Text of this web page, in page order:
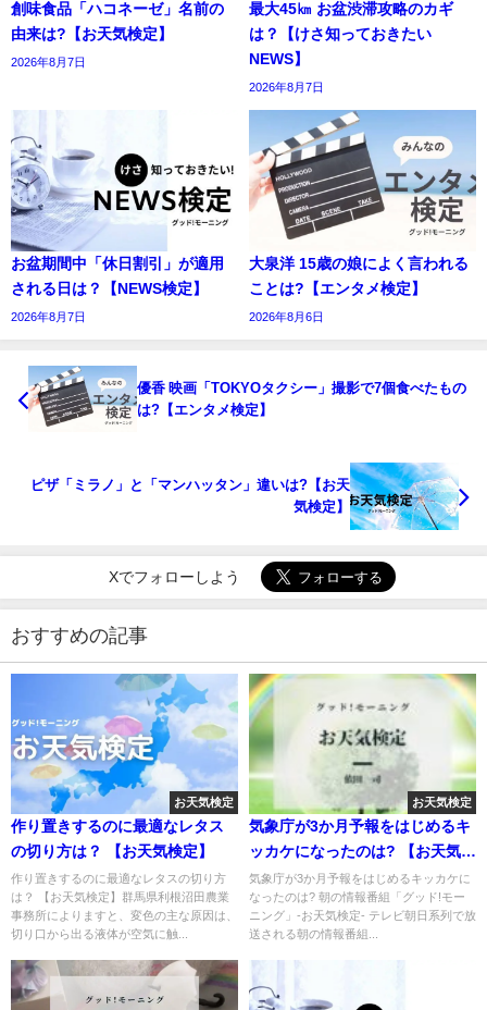
創味食品「ハコネーゼ」名前の
由来は?【お天気検定】
2026年8月7日
最大45㎞ お盆渋滞攻略のカギ
は？【けさ知っておきたい
NEWS】
2026年8月7日
お盆期間中「休日割引」が適用
される日は？【NEWS検定】
2026年8月7日
大泉洋 15歳の娘によく言われる
ことは?【エンタメ検定】
2026年8月6日
優香 映画「TOKYOタクシー」撮影で7個食べたもの
は?【エンタメ検定】
ピザ「ミラノ」と「マンハッタン」違いは?【お天
気検定】
Xでフォローしよう
おすすめの記事
お天気検定
作り置きするのに最適なレタス
の切り方は？ 【お天気検定】
作り置きするのに最適なレタスの切り方
は？ 【お天気検定】群馬県利根沼田農業
事務所によりますと、変色の主な原因は、
切り口から出る液体が空気に触...
お天気検定
気象庁が3か月予報をはじめるキ
ッカケになったのは? 【お天気検
定】
気象庁が3か月予報をはじめるキッカケに
なったのは? 朝の情報番組「グッド!モー
ニング」-お天気検定- テレビ朝日系列で放
送される朝の情報番組...